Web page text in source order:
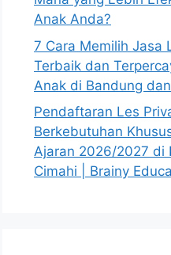
Anak Anda?
7 Cara Memilih Jasa
Terbaik dan
Anak di Bandung
Pendaftaran Les
Berkebutuhan
Ajaran 2026/2027 di
Cimahi | Brainy